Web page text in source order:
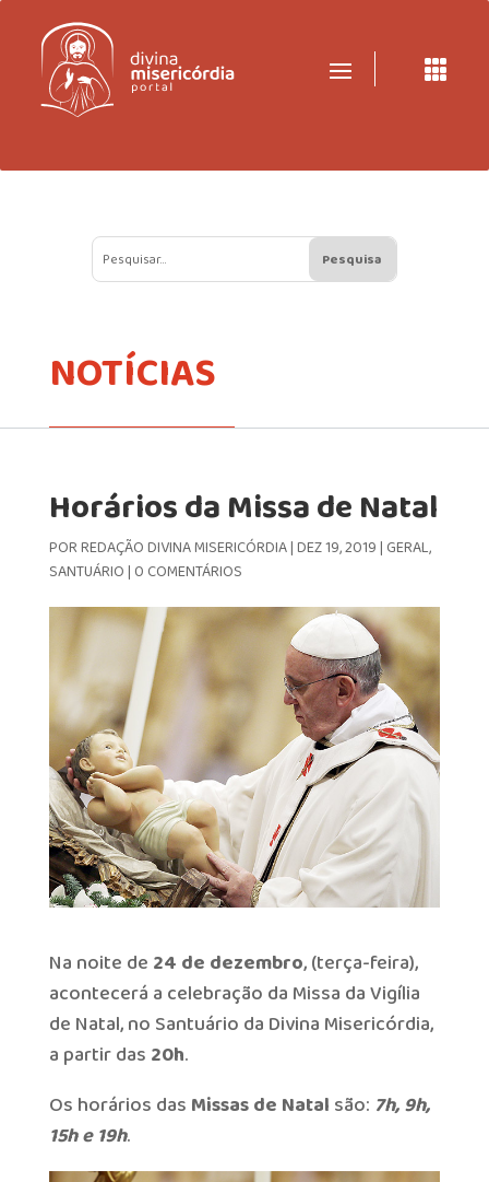

NOTÍCIAS
Horários da Missa de Natal
PORREDAÇÃO DIVINA MISERICÓRDIA|DEZ 19, 2019| GERAL,
SANTUÁRIO| 0 COMENTÁRIOS
Na noite de 24 de dezembro, (terça-feira),
acontecerá a celebração da Missa da Vigília
de Natal, no Santuário da Divina Misericórdia,
a partir das 20h.
Os horários das Missas de Natal são: 7h, 9h,
15h e 19h.